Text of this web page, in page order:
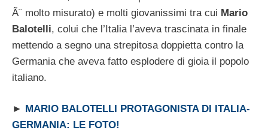
Ã¨ molto misurato) e molti giovanissimi tra cui Mario
Balotelli, colui che l’Italia l’aveva trascinata in finale
mettendo a segno una strepitosa doppietta contro la
Germania che aveva fatto esplodere di gioia il popolo
italiano.
►
MARIO BALOTELLI PROTAGONISTA DI ITALIA-
GERMANIA: LE FOTO!